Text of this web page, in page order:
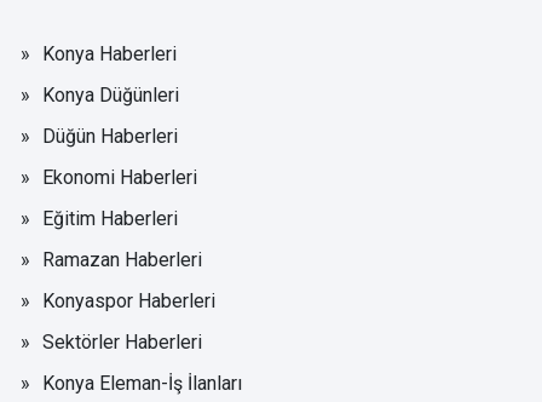
Konya Haberleri
Konya Düğünleri
Düğün Haberleri
Ekonomi Haberleri
Eğitim Haberleri
Ramazan Haberleri
Konyaspor Haberleri
Sektörler Haberleri
Konya Eleman-İş İlanları